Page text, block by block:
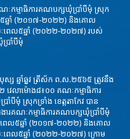
ៈកម្មាធិការគណបក្សឃុំប្រាំបីមុំ ស្រុក
ល៥ឆ្នាំ (២០១៧-២០២២) និងគោល
ពេល៥ឆ្នាំ (២០២២-២០២៧) របស់
រាំបីមុំ
ស្ស ឆ្នាំឆ្លូវ ត្រីស័ក ព.ស.២៥៦៥ ត្រូវនឹង
វេលាម៉ោង៨៖០០ គណៈកម្មាធិការ
បីមុំ ស្រុកទ្រាំង ខេត្តតាកែវ បាន
ងារគណៈកម្មាធិការគណបក្សឃុំប្រាំបីមុំ
ៈពេល៥ឆ្នាំ (២០១៧-២០២២) និងគោល
ពេល៥ឆ្នាំ (២០២២-២០២៧) ក្រោម